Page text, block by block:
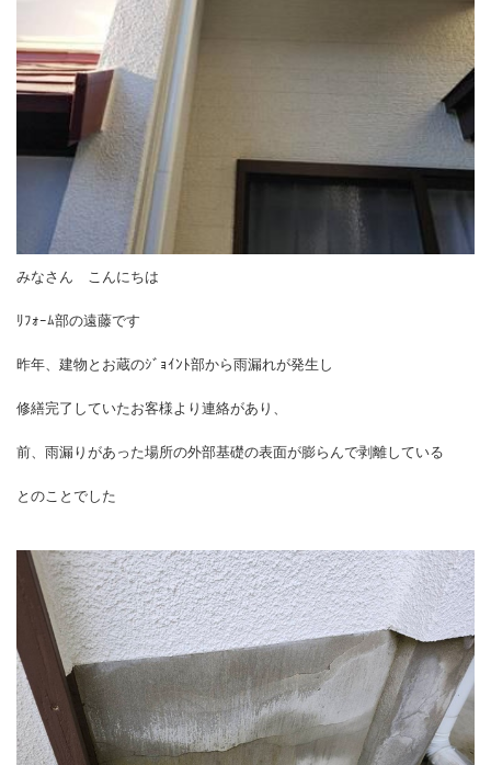
みなさん こんにちは
ﾘﾌｫｰﾑ部の遠藤です
昨年、建物とお蔵のｼﾞｮｲﾝﾄ部から雨漏れが発生し
修繕完了していたお客様より連絡があり、
前、雨漏りがあった場所の外部基礎の表面が膨らんで剥離している
とのことでした